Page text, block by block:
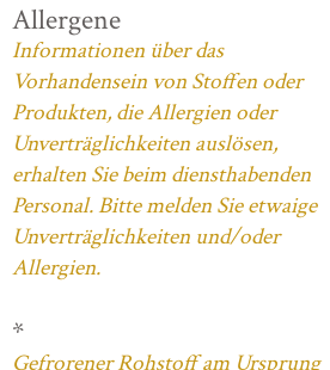
Allergene
Informationen über das
Vorhandensein von Stoffen oder
Produkten, die Allergien oder
Unverträglichkeiten auslösen,
erhalten Sie beim diensthabenden
Personal. Bitte melden Sie etwaige
Unverträglichkeiten und/oder
Allergien.
*
Gefrorener Rohstoff am Ursprung